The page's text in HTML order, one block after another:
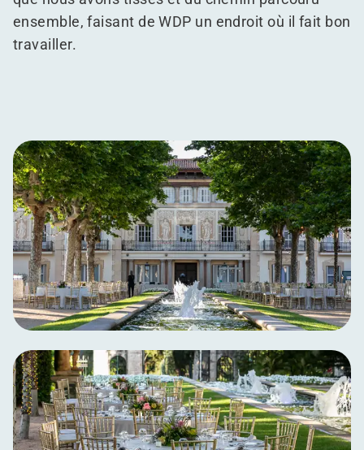
ensemble, faisant de WDP un endroit où il fait bon
travailler.